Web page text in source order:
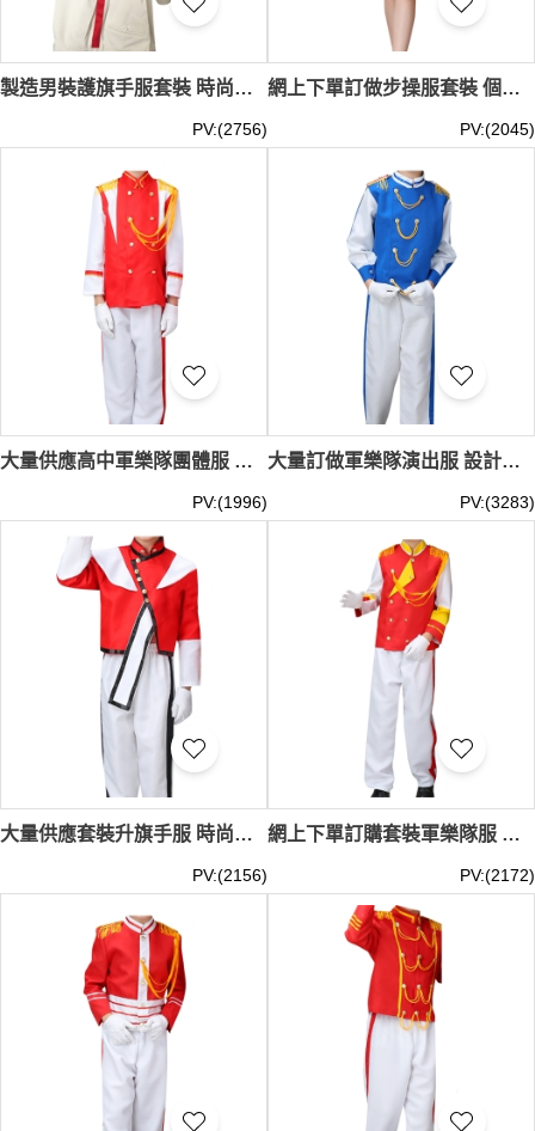
製造男裝護旗手服套裝 時尚設計步操儀仗隊袖口升旗手服 升旗手服供應商 SKFRS012
PV:(2756)
網上下單訂做步操服套裝 個人設計緩帶白色升旗手服 升旗手服供應商 SKFRS011
PV:(2045)
大量供應高中軍樂隊團體服 時尚設計紅色套裝鼓手服套裝 升旗手服製衣廠 SKFRS010
PV:(1996)
大量訂做軍樂隊演出服 設計藍色套裝中小學鼓手服 升旗手服專門店 SKFRS009
PV:(3283)
大量供應套裝升旗手服 時尚設計小學軍樂隊儀仗表演服 軍樂隊服專門店SKFRS008
PV:(2156)
網上下單訂購套裝軍樂隊服 個人設計少先隊鼓號對服 中小學升旗手服中心 SKFRS007
PV:(2172)